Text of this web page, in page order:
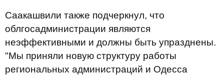
Саакашвили также подчеркнул, что
облгосадминистрации являются
неэффективными и должны быть упразднены.
"Мы приняли новую структуру работы
региональных администраций и Одесса